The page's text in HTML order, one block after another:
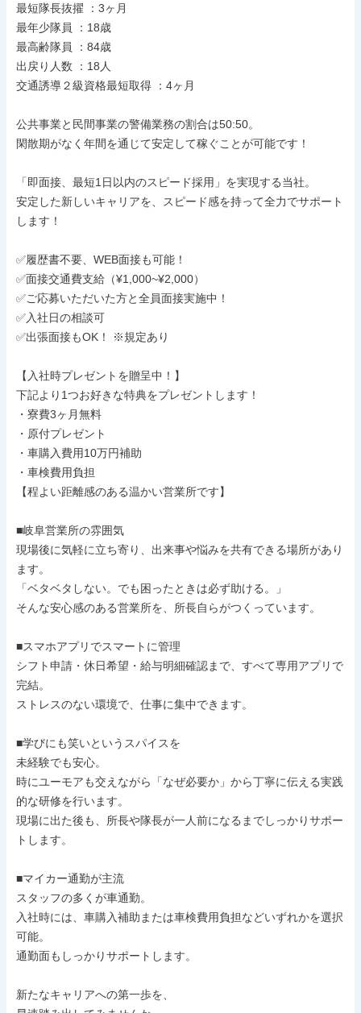
最短隊長抜擢 ：3ヶ月
最年少隊員 ：18歳
最高齢隊員 ：84歳
出戻り人数 ：18人
交通誘導２級資格最短取得 ：4ヶ月
公共事業と民間事業の警備業務の割合は50:50。
閑散期がなく年間を通じて安定して稼ぐことが可能です！
「即面接、最短1日以内のスピード採用」を実現する当社。
安定した新しいキャリアを、スピード感を持って全力でサポート
します！
✅履歴書不要、WEB面接も可能！
✅面接交通費支給（¥1,000~¥2,000）
✅ご応募いただいた方と全員面接実施中！
✅入社日の相談可
✅出張面接もOK！ ※規定あり
【入社時プレゼントを贈呈中！】
下記より1つお好きな特典をプレゼントします！
・寮費3ヶ月無料
・原付プレゼント
・車購入費用10万円補助
・車検費用負担
【程よい距離感のある温かい営業所です】
■岐阜営業所の雰囲気
現場後に気軽に立ち寄り、出来事や悩みを共有できる場所があり
ます。
「ベタベタしない。でも困ったときは必ず助ける。」
そんな安心感のある営業所を、所長自らがつくっています。
■スマホアプリでスマートに管理
シフト申請・休日希望・給与明細確認まで、すべて専用アプリで
完結。
ストレスのない環境で、仕事に集中できます。
■学びにも笑いというスパイスを
未経験でも安心。
時にユーモアも交えながら「なぜ必要か」から丁寧に伝える実践
的な研修を行います。
現場に出た後も、所長や隊長が一人前になるまでしっかりサポー
トします。
■マイカー通勤が主流
スタッフの多くが車通勤。
入社時には、車購入補助または車検費用負担などいずれかを選択
可能。
通勤面もしっかりサポートします。
新たなキャリアへの第一歩を、